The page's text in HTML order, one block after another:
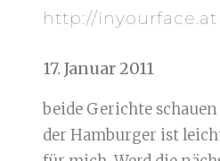
http://inyourface.at
17. Januar 2011
beide Gerichte
der Hamburger ist